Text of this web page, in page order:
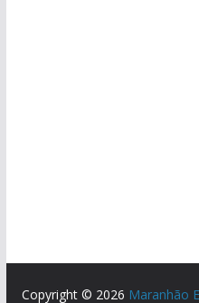
Copyright © 2026 Maranhão